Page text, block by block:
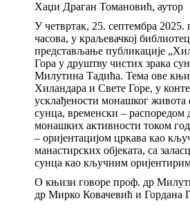
Хаџи Драган Томановић, аутор
У четвртак, 25. септембра 2025.
часова, у краљевачкој
представљање публикације
Гора у друштву чистих зрака
Милутина Тадића. Тема ове
Хиландара и Свете Горе, у
усклађености монашког живота
сунца, временски – распоредом
монашких активности током
– оријентацијом цркава као
манастирских објеката, са
сунца као кључним
О књизи говоре проф. др
др Мирко Ковачевић и Гордана